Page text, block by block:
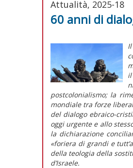
Attualità, 2025-18
60 anni di
postcolonialismo; la
mondiale tra forze
del dialogo ebraico-
oggi urgente e allo
la dichiarazione
«foriera di grandi e
della teologia della
d’Israele.